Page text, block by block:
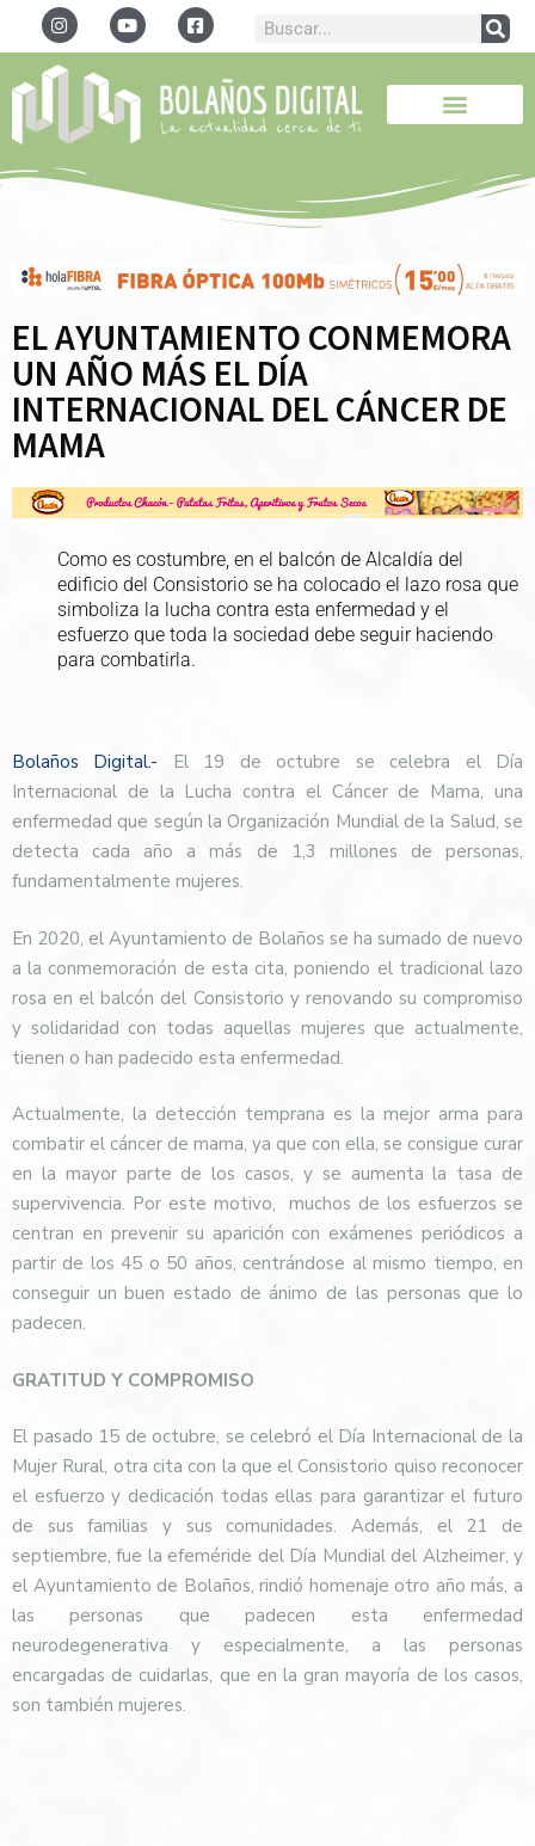
EL AYUNTAMIENTO CONMEMORA
UN AÑO MÁS EL DÍA
INTERNACIONAL DEL CÁNCER DE
MAMA
Como es costumbre, en el balcón de Alcaldía del
edificio del Consistorio se ha colocado el lazo rosa que
simboliza la lucha contra esta enfermedad y el
esfuerzo que toda la sociedad debe seguir haciendo
para combatirla.
Bolaños Digital.-
El 19 de octubre se celebra el Día
Internacional de la Lucha contra el Cáncer de Mama, una
enfermedad que según la Organización Mundial de la Salud, se
detecta cada año a más de 1,3 millones de personas,
fundamentalmente mujeres.
En 2020, el Ayuntamiento de Bolaños se ha sumado de nuevo
a la conmemoración de esta cita, poniendo el tradicional lazo
rosa en el balcón del Consistorio y renovando su compromiso
y solidaridad con todas aquellas mujeres que actualmente,
tienen o han padecido esta enfermedad.
Actualmente, la detección temprana es la mejor arma para
combatir el cáncer de mama, ya que con ella, se consigue curar
en la mayor parte de los casos, y se aumenta la tasa de
supervivencia. Por este motivo,
muchos de los esfuerzos se
centran en prevenir su aparición con exámenes periódicos a
partir de los 45 o 50 años, centrándose al mismo tiempo, en
conseguir un buen estado de ánimo de las personas que lo
padecen.
GRATITUD Y COMPROMISO
El pasado 15 de octubre, se celebró el Día Internacional de la
Mujer Rural, otra cita con la que el Consistorio quiso reconocer
el esfuerzo y dedicación todas ellas para garantizar el futuro
de sus familias y sus comunidades. Además, el 21 de
septiembre, fue la efeméride del Día Mundial del Alzheimer, y
el Ayuntamiento de Bolaños, rindió homenaje otro año más, a
las personas que padecen esta enfermedad
neurodegenerativa y especialmente, a las personas
encargadas de cuidarlas, que en la gran mayoría de los casos,
son también mujeres.